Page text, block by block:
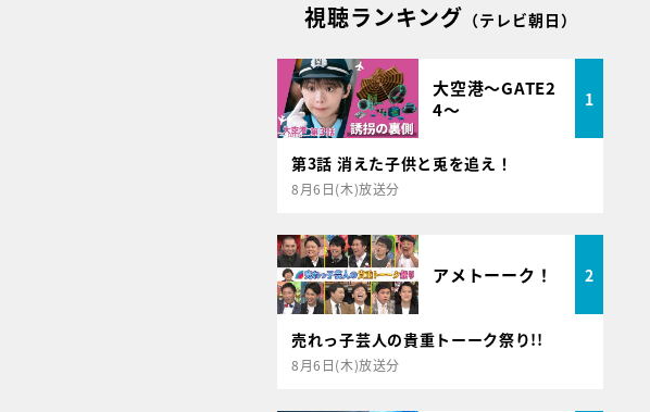
視聴ランキング （テレビ朝日）
大空港～GATE2
4～
1
第3話 消えた子供と兎を追え！
8月6日(木)放送分
アメトーーク！ 2
売れっ子芸人の貴重トーーク祭り!!
8月6日(木)放送分